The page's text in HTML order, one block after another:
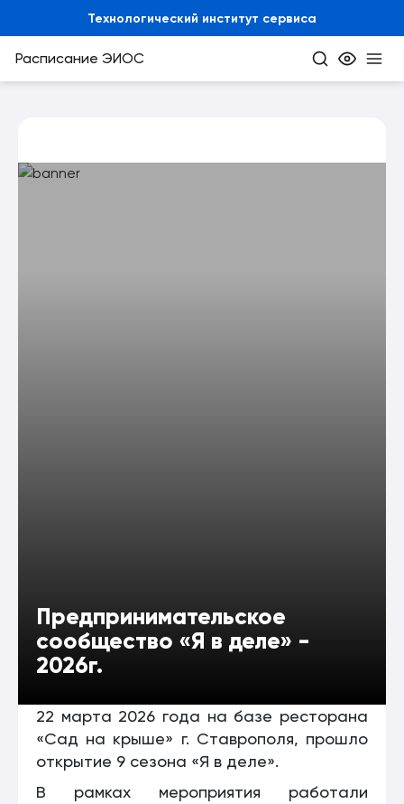
Технологический институт сервиса
Расписание ЭИОС
Предпринимательское
сообщество «Я в деле» -
2026г.
22 марта 2026 года на базе ресторана
«Сад на крыше» г. Ставрополя, прошло
открытие 9 сезона «Я в деле».
В рамках мероприятия работали